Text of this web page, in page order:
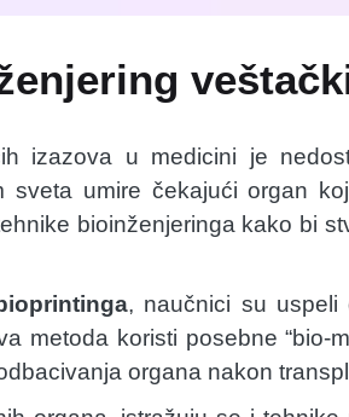
izazova u medicini je
sveta umire čekajući organ
bioinženjeringa kako bi
, naučnici su uspeli
metoda koristi posebne “bio-
organa nakon